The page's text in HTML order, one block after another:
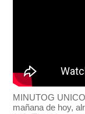
MINUTOG
mañana de hoy,